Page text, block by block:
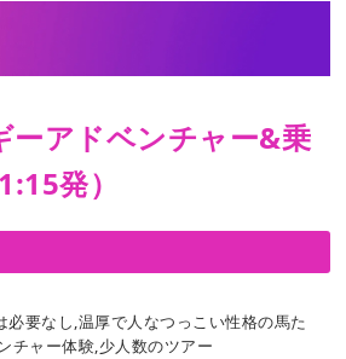
ーアドベンチャー&乗
発）
必要なし,温厚で人なつっこい性格の馬た
チャー体験,少人数のツアー